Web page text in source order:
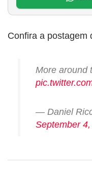
Confira a postagem
More around
— Daniel
September